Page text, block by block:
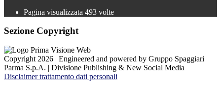
Pagina visualizzata 493 volte
Sezione Copyright
Copyright 2026 | Engineered and powered by Gruppo Spaggiari
Parma S.p.A. | Divisione Publishing & New Social Media
Disclaimer trattamento dati personali